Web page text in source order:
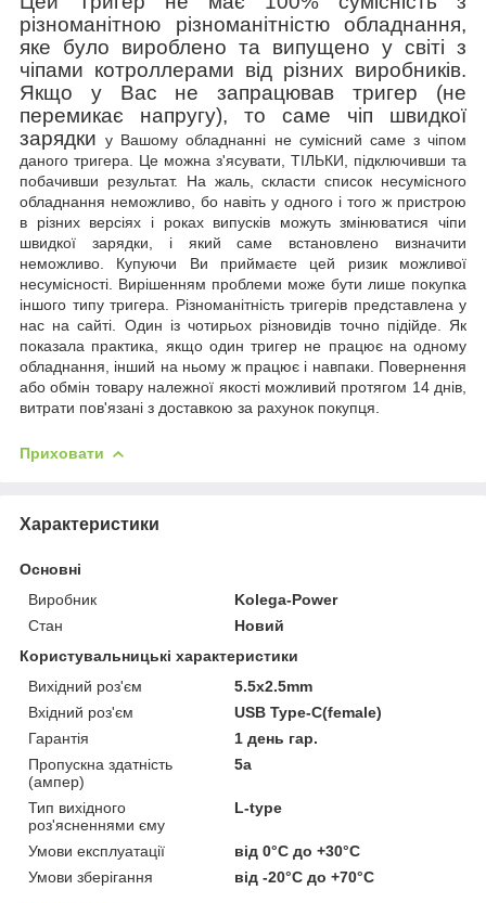
різноманітною різноманітністю обладнання,
яке було вироблено та випущено у світі з
чіпами котроллерами від різних виробників.
Якщо у Вас не запрацював тригер (не
перемикає напругу), то саме чіп швидкої
зарядкиу Вашому обладнанні не сумісний саме з чіпом
даного тригера. Це можна з'ясувати, ТІЛЬКИ, підключивши та
побачивши результат. На жаль, скласти список несумісного
обладнання неможливо, бо навіть у одного і того ж пристрою
в різних версіях і роках випусків можуть змінюватися чіпи
швидкої зарядки, і який саме встановлено визначити
неможливо. Купуючи Ви приймаєте цей ризик можливої
несумісності. Вирішенням проблеми може бути лише покупка
іншого типу тригера. Різноманітність тригерів представлена у
нас на сайті. Один із чотирьох різновидів точно підійде. Як
показала практика, якщо один тригер не працює на одному
обладнання, інший на ньому ж працює і навпаки. Повернення
або обмін товару належної якості можливий протягом 14 днів,
витрати пов'язані з доставкою за рахунок покупця.
Приховати
Характеристики
Основні
Виробник
Kolega-Power
Стан
Новий
Користувальницькі характеристики
Вихідний роз'єм
5.5x2.5mm
Вхідний роз'єм
USB Type-C(female)
Гарантія
1 день гар.
Пропускна здатність
(ампер)
5a
Тип вихідного
роз'ясненнями єму
L-type
Умови експлуатації
від 0°C до +30°C
Умови зберігання
від -20°C до +70°C